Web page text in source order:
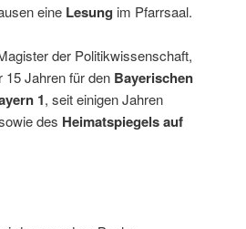
eine Lesung im Pfarrsaal.
der Politikwissenschaft,
Jahren für den Bayerischen
1, seit einigen Jahren
des Heimatspiegels auf